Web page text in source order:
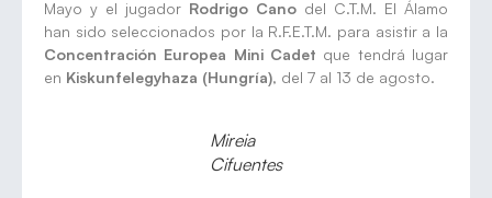
Mayo y el jugador Rodrigo Cano del C.T.M. El Álamo
han sido seleccionados por la R.F.E.T.M. para asistir a la
Concentración Europea Mini Cadet que tendrá lugar
en Kiskunfelegyhaza (Hungría), del 7 al 13 de agosto.
Mireia
Cifuentes